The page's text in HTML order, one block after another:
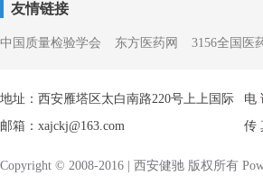
友情链接
中国质量检验学会 东方医药网 3156全国医
地址：西安雁塔区太白南路220号上上国际
电
邮箱：xajckj@163.com
传
Copyright © 2008-2016 | 西安健驰 版权所有